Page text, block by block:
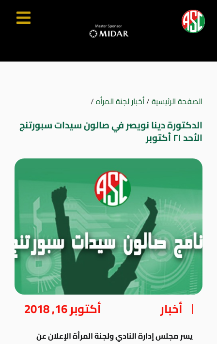
الصفحة الرئيسية/أخبار لجنة المرأه/
الدكتورة دينا نويصر في صالون سيدات سبورتنج
الأحد ٢١ أكتوبر
أخبار أكتوبر 16, 2018
يسر مجلس إدارة النادي ولجنة المرأة الإعلان عن